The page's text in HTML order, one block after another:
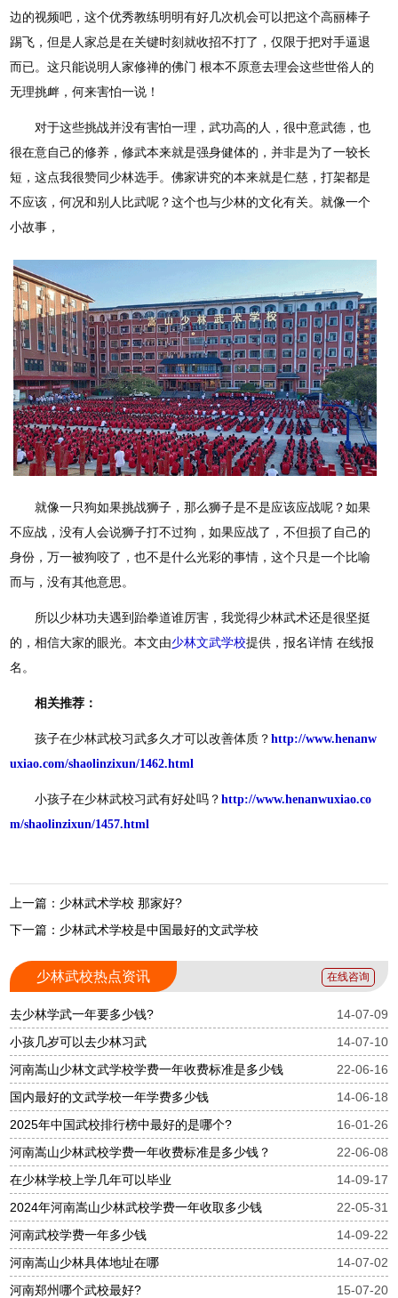
边的视频吧，这个优秀教练明明有好几次机会可以把这个高丽棒子
踢飞，但是人家总是在关键时刻就收招不打了，仅限于把对手逼退
而已。这只能说明人家修禅的佛门 根本不原意去理会这些世俗人的
无理挑衅，何来害怕一说！
对于这些挑战并没有害怕一理，武功高的人，很中意武德，也
很在意自己的修养，修武本来就是强身健体的，并非是为了一较长
短，这点我很赞同少林选手。佛家讲究的本来就是仁慈，打架都是
不应该，何况和别人比武呢？这个也与少林的文化有关。就像一个
小故事，
就像一只狗如果挑战狮子，那么狮子是不是应该应战呢？如果
不应战，没有人会说狮子打不过狗，如果应战了，不但损了自己的
身份，万一被狗咬了，也不是什么光彩的事情，这个只是一个比喻
而与，没有其他意思。
所以少林功夫遇到跆拳道谁厉害，我觉得少林武术还是很坚挺
的，相信大家的眼光。本文由少林文武学校提供，报名详情 在线报
名。
相关推荐：
孩子在少林武校习武多久才可以改善体质？http://www.henanw
uxiao.com/shaolinzixun/1462.html
小孩子在少林武校习武有好处吗？http://www.henanwuxiao.co
m/shaolinzixun/1457.html
上一篇：少林武术学校 那家好?
下一篇：少林武术学校是中国最好的文武学校
少林武校热点资讯 在线咨询
去少林学武一年要多少钱?
14-07-09
小孩几岁可以去少林习武
14-07-10
河南嵩山少林文武学校学费一年收费标准是多少钱
22-06-16
国内最好的文武学校一年学费多少钱
14-06-18
2025年中国武校排行榜中最好的是哪个?
16-01-26
河南嵩山少林武校学费一年收费标准是多少钱？
22-06-08
在少林学校上学几年可以毕业
14-09-17
2024年河南嵩山少林武校学费一年收取多少钱
22-05-31
河南武校学费一年多少钱
14-09-22
河南嵩山少林具体地址在哪
14-07-02
河南郑州哪个武校最好?
15-07-20